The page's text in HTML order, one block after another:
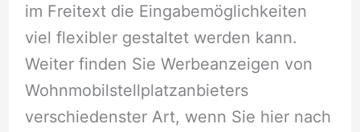
im Freitext die Eingabemöglichkeiten
viel flexibler gestaltet werden kann.
Weiter finden Sie Werbeanzeigen von
Wohnmobilstellplatzanbieters
verschiedenster Art, wenn Sie hier nach